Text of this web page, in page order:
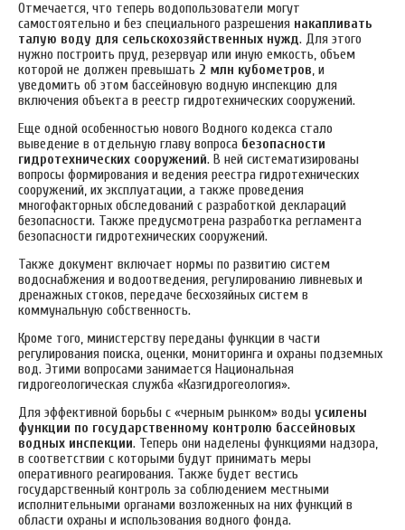
Отмечается, что теперь водопользователи могут
самостоятельно и без специального разрешения накапливать
талую воду для сельскохозяйственных нужд. Для этого
нужно построить пруд, резервуар или иную емкость, объем
которой не должен превышать 2 млн кубометров, и
уведомить об этом бассейновую водную инспекцию для
включения объекта в реестр гидротехнических сооружений.
Еще одной особенностью нового Водного кодекса стало
выведение в отдельную главу вопроса безопасности
гидротехнических сооружений. В ней систематизированы
вопросы формирования и ведения реестра гидротехнических
сооружений, их эксплуатации, а также проведения
многофакторных обследований с разработкой деклараций
безопасности. Также предусмотрена разработка регламента
безопасности гидротехнических сооружений.
Также документ включает нормы по развитию систем
водоснабжения и водоотведения, регулированию ливневых и
дренажных стоков, передаче бесхозяйных систем в
коммунальную собственность.
Кроме того, министерству переданы функции в части
регулирования поиска, оценки, мониторинга и охраны подземных
вод. Этими вопросами занимается Национальная
гидрогеологическая служба «Казгидрогеология».
Для эффективной борьбы с «черным рынком» воды усилены
функции по государственному контролю бассейновых
водных инспекции. Теперь они наделены функциями надзора,
в соответствии с которыми будут принимать меры
оперативного реагирования. Также будет вестись
государственный контроль за соблюдением местными
исполнительными органами возложенных на них функций в
области охраны и использования водного фонда.